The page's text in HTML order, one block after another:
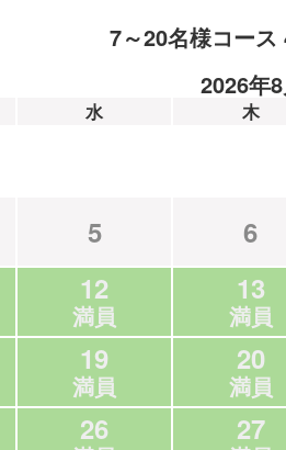
7～20名様コース
2026年
水 木
5 6
12
満員
13
満員
19
満員
20
満員
26 27